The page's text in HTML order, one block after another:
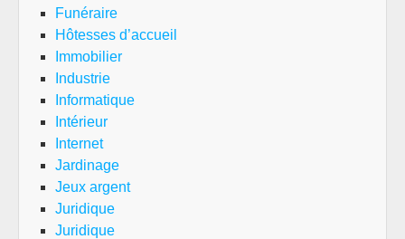
Funéraire
Hôtesses d’accueil
Immobilier
Industrie
Informatique
Intérieur
Internet
Jardinage
Jeux argent
Juridique
Juridique